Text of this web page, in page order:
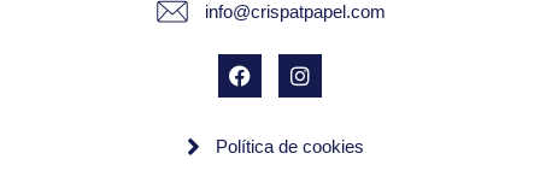
info@crispatpapel.com
Política de cookies